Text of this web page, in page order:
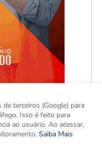
terceiros (Google) para
Isso é feito para
ao usuário. Ao acessar,
Saiba Mais